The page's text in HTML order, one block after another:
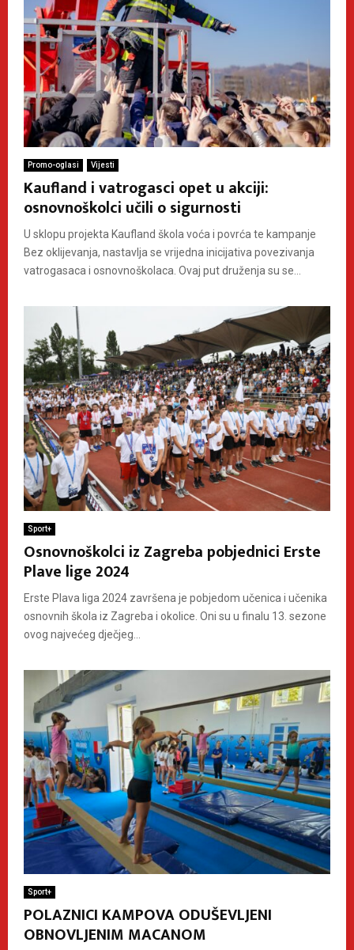
Promo-oglasi Vijesti
Kaufland i vatrogasci opet u akciji:
osnovnoškolci učili o sigurnosti
U sklopu projekta Kaufland škola voća i povrća te kampanje
Bez oklijevanja, nastavlja se vrijedna inicijativa povezivanja
vatrogasaca i osnovnoškolaca. Ovaj put druženja su se...
Sport+
Osnovnoškolci iz Zagreba pobjednici Erste
Plave lige 2024
Erste Plava liga 2024 završena je pobjedom učenica i učenika
osnovnih škola iz Zagreba i okolice. Oni su u finalu 13. sezone
ovog najvećeg dječjeg...
Sport+
POLAZNICI KAMPOVA ODUŠEVLJENI
OBNOVLJENIM MACANOM